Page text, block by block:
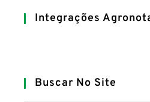
Integrações
Buscar No Site